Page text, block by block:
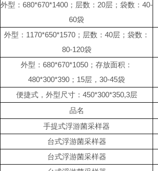
外型：680*670*1400；层数：20层；袋数：40-
60袋
外型：1170*650*1570；层数：40层；袋数：
80-120袋
外型：680*670*1050；存放面积：
480*300*390；15层，30-45袋
便捷式，外型尺寸：450*300*350,3层
品名
手提式浮游菌采样器
台式浮游菌采样器
台式浮游菌采样器